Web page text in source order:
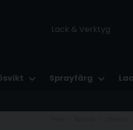
Lack & Verktyg
Sprayfärg